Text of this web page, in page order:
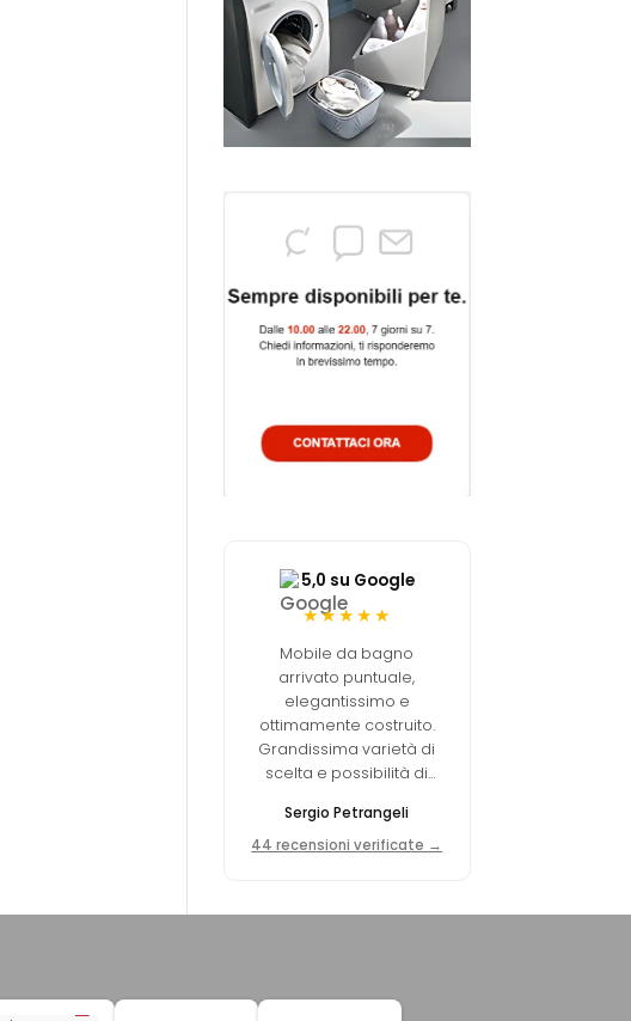
5,0 su Google
★★★★★
Mobile da bagno
arrivato puntuale,
elegantissimo e
ottimamente costruito.
Grandissima varietà di
scelta e possibilità di
dei materiali è
decisamente elevata.
Sergio Petrangeli
44 recensioni verificate →